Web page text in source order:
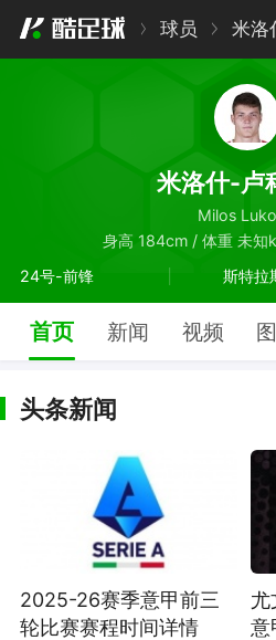
球员 米洛
米洛什-卢
Milos
身高 184cm / 体重 未
24号-前锋
斯特拉
首页 新闻 视频
头条新闻
2025-26赛季意甲前三
轮比赛赛程时间详情
意